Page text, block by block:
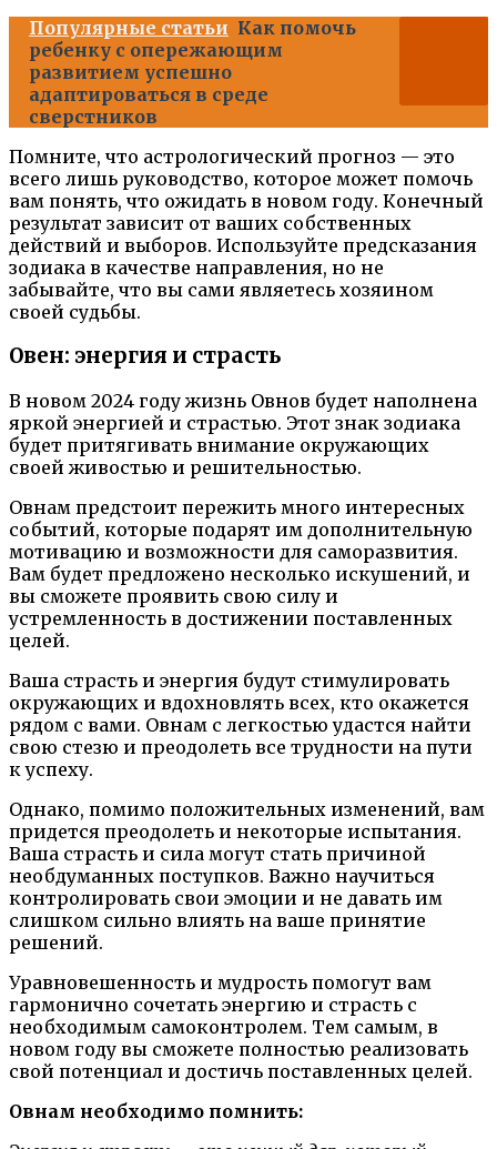
Популярные статьи Как помочь
ребенку с опережающим
развитием успешно
адаптироваться в среде
сверстников
Помните, что астрологический прогноз — это
всего лишь руководство, которое может помочь
вам понять, что ожидать в новом году. Конечный
результат зависит от ваших собственных
действий и выборов. Используйте предсказания
зодиака в качестве направления, но не
забывайте, что вы сами являетесь хозяином
своей судьбы.
Овен: энергия и страсть
В новом 2024 году жизнь Овнов будет наполнена
яркой энергией и страстью. Этот знак зодиака
будет притягивать внимание окружающих
своей живостью и решительностью.
Овнам предстоит пережить много интересных
событий, которые подарят им дополнительную
мотивацию и возможности для саморазвития.
Вам будет предложено несколько искушений, и
вы сможете проявить свою силу и
устремленность в достижении поставленных
целей.
Ваша страсть и энергия будут стимулировать
окружающих и вдохновлять всех, кто окажется
рядом с вами. Овнам с легкостью удастся найти
свою стезю и преодолеть все трудности на пути
к успеху.
Однако, помимо положительных изменений, вам
придется преодолеть и некоторые испытания.
Ваша страсть и сила могут стать причиной
необдуманных поступков. Важно научиться
контролировать свои эмоции и не давать им
слишком сильно влиять на ваше принятие
решений.
Уравновешенность и мудрость помогут вам
гармонично сочетать энергию и страсть с
необходимым самоконтролем. Тем самым, в
новом году вы сможете полностью реализовать
свой потенциал и достичь поставленных целей.
Овнам необходимо помнить: